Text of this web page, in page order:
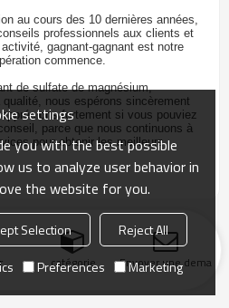
au cours des 10 dernières années,
professionnels aux clients et
gagnant-gagnant est notre
commence.
de sulfate de magnésium,
nous espérons sincèrement
fortement si vous pouviez
parce que nous continuons à
pour obtenir les meilleurs
catégorie Envoyer une
settings
you with the best possible
us to analyze user behavior in
the website for you.
Selection
Reject All
Preferences Marketing